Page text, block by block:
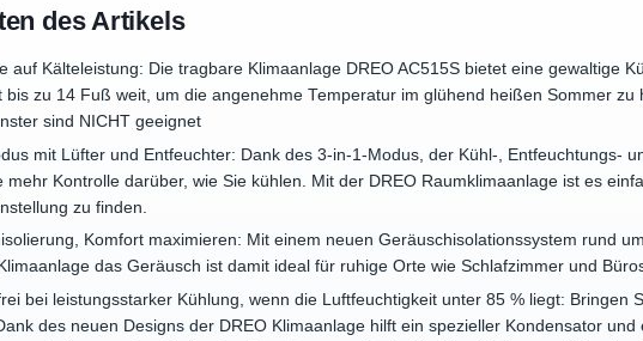
des Artikels
auf Kälteleistung: Die tragbare Klimaanlage DREO AC515S bietet eine gewaltige
bis zu 14 Fuß weit, um die angenehme Temperatur im glühend heißen Sommer zu
sind NICHT geeignet
mit Lüfter und Entfeuchter: Dank des 3-in-1-Modus, der Kühl-, Entfeuchtungs-
mehr Kontrolle darüber, wie Sie kühlen. Mit der DREO Raumklimaanlage ist es
zu finden.
Komfort maximieren: Mit einem neuen Geräuschisolationssystem rund
das Geräusch ist damit ideal für ruhige Orte wie Schlafzimmer und
bei leistungsstarker Kühlung, wenn die Luftfeuchtigkeit unter 85 % liegt: Bringen
des neuen Designs der DREO Klimaanlage hilft ein spezieller Kondensator